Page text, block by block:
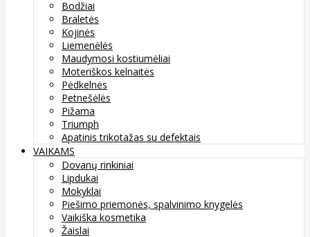
Bodžiai
Braletės
Kojinės
Liemenėlės
Maudymosi kostiumėliai
Moteriškos kelnaitės
Pėdkelnės
Petnešėlės
Pižama
Triumph
Apatinis trikotažas su defektais
VAIKAMS
Dovanų rinkiniai
Lipdukai
Mokyklai
Piešimo priemonės, spalvinimo knygelės
Vaikiška kosmetika
Žaislai